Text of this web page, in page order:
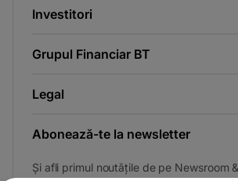
Investitori
Grupul Financiar BT
Legal
Abonează-te la newsletter
Și afli primul noutățile de pe Newsroom